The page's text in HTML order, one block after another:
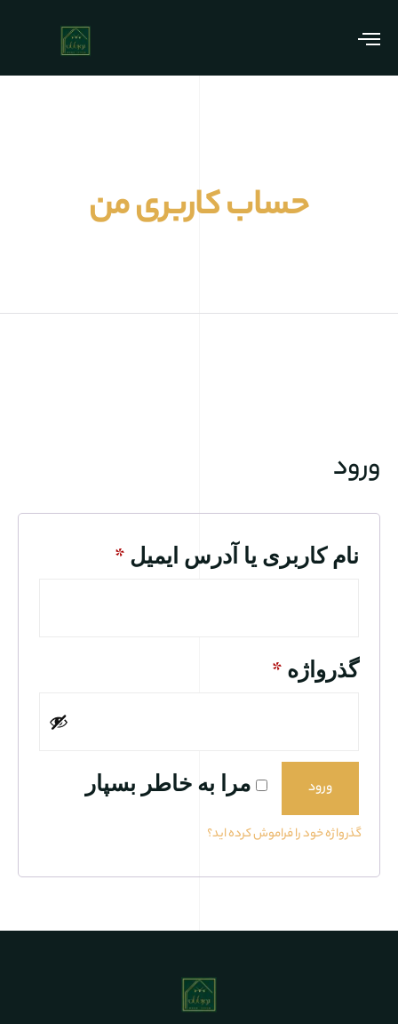
حساب کاربری من
ورود
نام کاربری یا آدرس ایمیل *
گذرواژه *
مرا به خاطر بسپار ورود
گذرواژه خود را فراموش کرده اید؟